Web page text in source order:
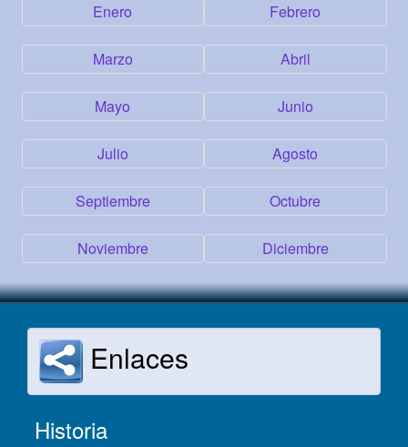
Enero Febrero
Marzo Abril
Mayo Junio
Julio Agosto
Septiembre Octubre
Noviembre Diciembre
Enlaces
Historia